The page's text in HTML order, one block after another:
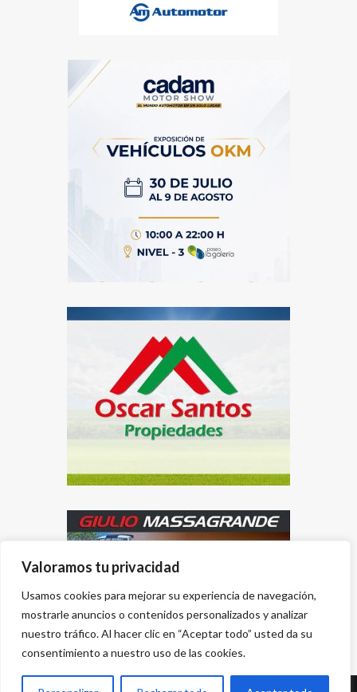
Valoramos tu privacidad
Usamos cookies para mejorar su experiencia de navegación,
mostrarle anuncios o contenidos personalizados y analizar
nuestro tráfico. Al hacer clic en “Aceptar todo” usted da su
consentimiento a nuestro uso de las cookies.